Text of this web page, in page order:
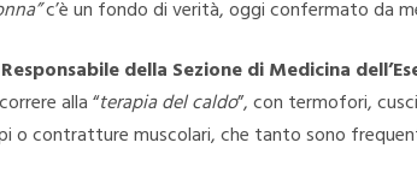
c’è un fondo di verità, oggi confermato da
della Sezione di Medicina
alla “terapia del caldo”, con termofori,
o contratture muscolari, che tanto sono